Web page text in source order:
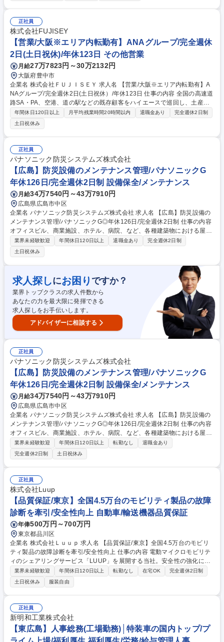
ペーン施策の企画・設計 ◆売上管理 【法人営業】◆既存顧客、損害保険
会社、旅行代理店、自動車ディーラーへのご提案 ◆リース営業部門との情
報交換、営業同行 ◆カーシェアリングをはじめとしたサービス提案による
差別化 募集職種 【沖縄/レンタカー店舗の運営・接客】オリックスG/風通
しの良さ◎
正社員
株式会社FUJISEY
【営業/大阪※エリア内転勤有】ANAグループ/完全週休
2日(土日祝休)/年休123日 その他営業
月給27万7823円～30万2132円
大阪府豊中市
企業名 株式会社ＦＵＪＩＳＥＹ 求人名 【営業/大阪※エリア内転勤有】A
NAグループ/完全週休2日(土日祝休）/年休123日 仕事の内容 全国の高速道
路SA・PA、空港、道の駅などの既存顧客をハイエースで巡回し、土産品
やキャラクターグッズの提案営業・売場づくり（VMD）を行います。現場
の声を拾い、次のヒット商品を店頭から創り出す役割です。 【具体的に
は】1日3～5件程度の既存顧客を訪問。季節や観光客の動向に合わせた
「売れる売場」の構成を提案し、自ら棚割りやPOP設置まで手がけます。
自分が陳列した商品が実際に手に取られ、売上に繋がる瞬間を目の当たり
にできるのは、有形商材ならではの魅力。ANAグループの信頼感という武
器を活かし、顧客と深く向き合いながら、地域に愛される店舗・コーナー
を創り上げていただくことを期待します。 募集職種 【営業/大阪※エリア
内転勤有】ANAグループ/完全週休2日(土日祝休）/年休123日
年間休日120日以上 月平均残業時間20時間以内 退職金あり
完全週休2日制
土日祝休み
正社員
パナソニック防災システムズ株式会社
【広島】防災設備のメンテナンス管理/パナソニックG
年休126日/完全週休2日制 設備保全/メンテナンス
月給34万7540円～43万7910円
広島県広島市中区
企業名 パナソニック防災システムズ株式会社 求人名 【広島】防災設備の
メンテナンス管理/パナソニックG◎年休126日/完全週休2日制 仕事の内容
オフィスビル、商業施設、ホテル、病院、など、各種建築物における屋内
消防電気設備工事の新築、更新、改修工事における【施工管理】を担当し
て頂きます。 ※メンテナンス業務自体は協力会社が行ってます。 ＜主な
業務内容＞ ■メンテナンス管理 ・更新・改修工事の計画立案、現場立ち合
い・不具合発生時の原因分析・改善提案・協力会社・メーカーとの調整・
法令対応・報告書作成など ＜対象物件＞ オフィスビル、商業施設、テー
マパーク、空港、ホテル、大学、病院、工場等【工期】2日～2週間 募集
職種 【広島】防災設備のメンテナンス管理/パナソニックG◎年休126日/完
全週休2日制
業界未経験歓迎 年間休日120日以上 退職金あり
完全週休2日制
土日祝休み
求人探しにお困り ですか？
業界トップクラスの求人件数から
あなたの力を最大限に発揮できる
求人探しをお手伝いします。
アドバイザーに相談する
正社員
パナソニック防災システムズ株式会社
【広島】防災設備のメンテナンス管理/パナソニックG
年休126日/完全週休2日制 設備保全/メンテナンス
月給34万7540円～43万7910円
広島県広島市中区
企業名 パナソニック防災システムズ株式会社 求人名 【広島】防災設備の
メンテナンス管理/パナソニックG◎年休126日/完全週休2日制 仕事の内容
オフィスビル、商業施設、ホテル、病院、など、各種建築物における屋内
消防電気設備工事の新築、更新、改修工事における【施工管理】を担当し
て頂きます。 ※メンテナンス業務自体は協力会社が行っています。 ＜主
な業務内容＞ ■メンテナンス管理 ・更新・改修工事の計画立案、現場立ち
合い・不具合発生時の原因分析・改善提案・協力会社・メーカーとの調
整・法令対応・報告書作成など ＜対象物件＞ オフィスビル、商業施設、
テーマパーク、空港、ホテル、大学、病院、工場等【工期】2日～2週間
募集職種 【広島】防災設備のメンテナンス管理/パナソニックG◎年休126
日/完全週休2日制
業界未経験歓迎 年間休日120日以上 転勤なし
退職金あり
完全週休2日制
土日祝休み
正社員
株式会社Luup
【品質保証/東京】全国4.5万台のモビリティ製品の故障
診断を牽引/安全性向上 自動車/輸送機器品質保証
年俸500万円～700万円
東京都品川区
企業名 株式会社Ｌｕｕｐ 求人名 【品質保証/東京】全国4.5万台のモビリ
ティ製品の故障診断を牽引/安全性向上 仕事の内容 電動マイクロモビリテ
ィのシェアリングサービス「LUUP」を展開する当社。安全性の強化に向
けた、現存車両の故障診断(メカ・エレキ・ソフト)と手順書の作成をお任
せします。 【仕事内容】■不具合車両の調査および原因究明■故障診断手
順書の作成■アルバイトスタッフのサポート■改善データの収集 【※詳細
備考欄参照】 【ミッション】「通常修理の手が届かない『技術的難題』を
解き明かし、Luupの安全性向上と次世代の車両改善を技術ベースで牽引
する」 募集職種 【品質保証/東京】全国4.5万台のモビリティ製品の故障診
断を牽引/安全性向上
業界未経験歓迎 年間休日120日以上 転勤なし 在宅OK
完全週休2日制
土日祝休み
服装自由
正社員
新明和工業株式会社
【東広島】人事総務(工場勤務)│特装車の国内トップ/プ